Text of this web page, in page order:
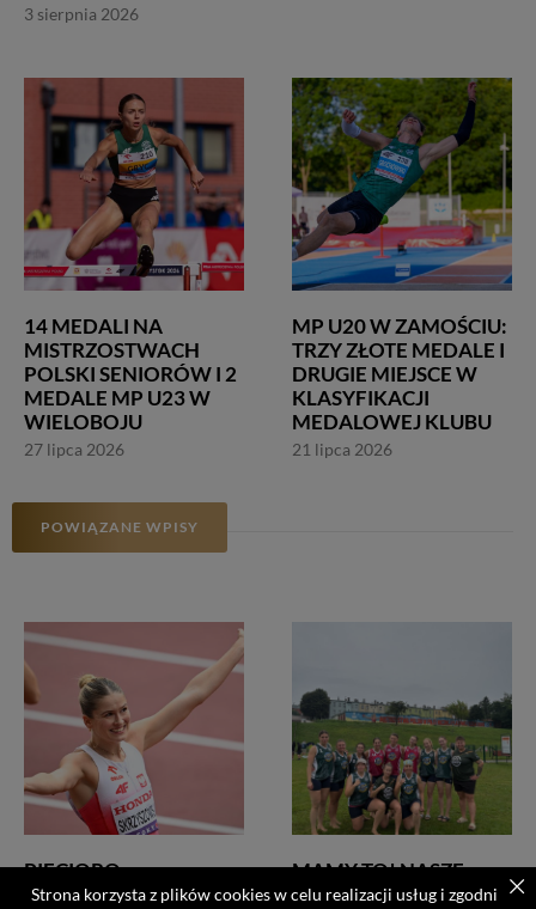
3 sierpnia 2026
14 MEDALI NA
MISTRZOSTWACH
POLSKI SENIORÓW I 2
MEDALE MP U23 W
WIELOBOJU
27 lipca 2026
MP U20 W ZAMOŚCIU:
TRZY ZŁOTE MEDALE I
DRUGIE MIEJSCE W
KLASYFIKACJI
MEDALOWEJ KLUBU
21 lipca 2026
POWIĄZANE WPISY
PIĘCIORO
REPREZENTANTÓW
MAMY TO! NASZE
PLAŻOWE PIŁKARKI
Strona korzysta z plików cookies w celu realizacji usług i zgodnie